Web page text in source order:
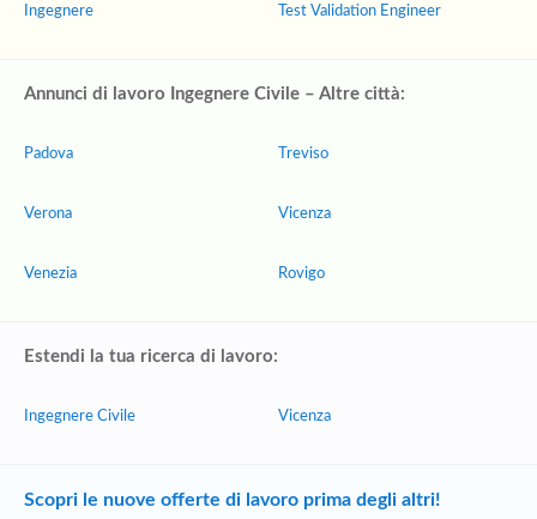
Ingegnere Test Validation Engineer
Annunci di lavoro Ingegnere Civile – Altre città:
Padova
Verona
Venezia
Treviso
Vicenza
Rovigo
Estendi la tua ricerca di lavoro:
Ingegnere Civile Vicenza
Scopri le nuove offerte di lavoro prima degli altri!